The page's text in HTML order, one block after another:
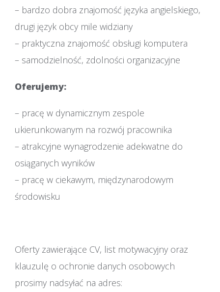
– bardzo dobra znajomość języka angielskiego,
drugi język obcy mile widziany
– praktyczna znajomość obsługi komputera
– samodzielność, zdolności organizacyjne
Oferujemy:
– pracę w dynamicznym zespole
ukierunkowanym na rozwój pracownika
– atrakcyjne wynagrodzenie adekwatne do
osiąganych wyników
– pracę w ciekawym, międzynarodowym
środowisku
Oferty zawierające CV, list motywacyjny oraz
klauzulę o ochronie danych osobowych
prosimy nadsyłać na adres: